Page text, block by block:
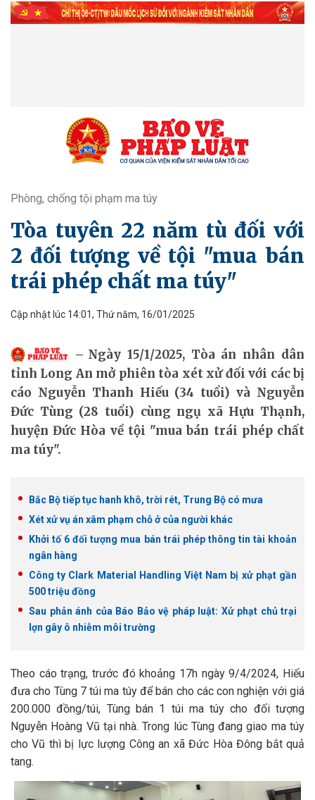
Phòng, chống tội phạm ma túy
Tòa tuyên 22 năm tù đối với
2 đối tượng về tội "mua bán
trái phép chất ma túy"
Cập nhật lúc 14:01, Thứ năm, 16/01/2025
Ngày 15/1/2025, Tòa án nhân dân
tỉnh Long An mở phiên tòa xét xử đối với các bị
cáo Nguyễn Thanh Hiếu (34 tuổi) và Nguyễn
Đức Tùng (28 tuổi) cùng ngụ xã Hựu Thạnh,
huyện Đức Hòa về tội "mua bán trái phép chất
ma túy".
Bắc Bộ tiếp tục hanh khô, trời rét, Trung Bộ có mưa
Xét xử vụ án xâm phạm chỗ ở của người khác
Khởi tố 6 đối tượng mua bán trái phép thông tin tài khoản
ngân hàng
Công ty Clark Material Handling Việt Nam bị xử phạt gần
500 triệu đồng
Sau phản ánh của Báo Bảo vệ pháp luật: Xử phạt chủ trại
lợn gây ô nhiễm môi trường
Theo cáo trạng, trước đó khoảng 17h ngày 9/4/2024, Hiếu
đưa cho Tùng 7 túi ma túy để bán cho các con nghiện với giá
200.000 đồng/túi, Tùng bán 1 túi ma túy cho đối tượng
Nguyễn Hoàng Vũ tại nhà. Trong lúc Tùng đang giao ma túy
cho Vũ thì bị lực lượng Công an xã Đức Hòa Đông bắt quả
tang.